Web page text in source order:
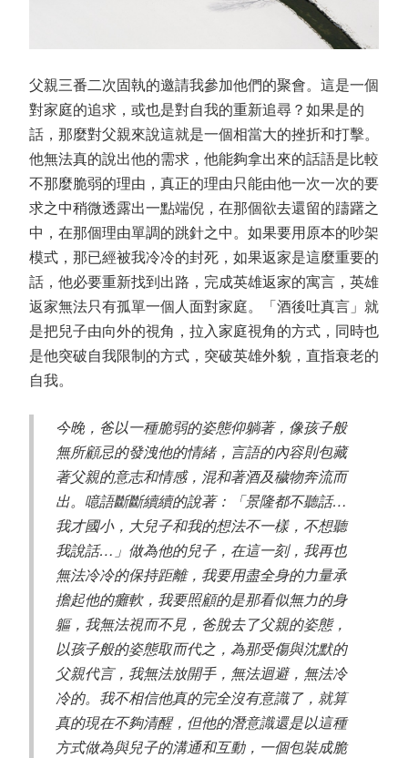
父親三番二次固執的邀請我參加他們的聚會。這是一個
對家庭的追求，或也是對自我的重新追尋？如果是的
話，那麼對父親來說這就是一個相當大的挫折和打擊。
他無法真的說出他的需求，他能夠拿出來的話語是比較
不那麼脆弱的理由，真正的理由只能由他一次一次的要
求之中稍微透露出一點端倪，在那個欲去還留的躊躇之
中，在那個理由單調的跳針之中。如果要用原本的吵架
模式，那已經被我冷冷的封死，如果返家是這麼重要的
話，他必要重新找到出路，完成英雄返家的寓言，英雄
返家無法只有孤單一個人面對家庭。「酒後吐真言」就
是把兒子由向外的視角，拉入家庭視角的方式，同時也
是他突破自我限制的方式，突破英雄外貌，直指衰老的
自我。
今晚，爸以一種脆弱的姿態仰躺著，像孩子般
無所顧忌的發洩他的情緒，言語的內容則包藏
著父親的意志和情感，混和著酒及穢物奔流而
出。噫語斷斷續續的說著：「景隆都不聽話…
我才國小，大兒子和我的想法不一樣，不想聽
我說話…」做為他的兒子，在這一刻，我再也
無法冷冷的保持距離，我要用盡全身的力量承
擔起他的癱軟，我要照顧的是那看似無力的身
軀，我無法視而不見，爸脫去了父親的姿態，
以孩子般的姿態取而代之，為那受傷與沈默的
父親代言，我無法放開手，無法迴避，無法冷
冷的。我不相信他真的完全沒有意識了，就算
真的現在不夠清醒，但他的潛意識還是以這種
方式做為與兒子的溝通和互動，一個包裝成脆